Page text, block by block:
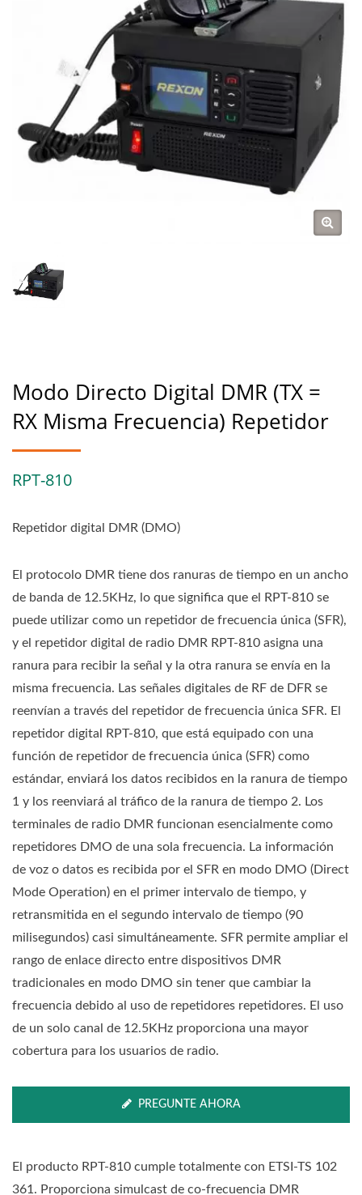
Modo Directo Digital DMR (TX =
RX Misma Frecuencia) Repetidor
RPT-810
Repetidor digital DMR (DMO)
El protocolo DMR tiene dos ranuras de tiempo en un ancho
de banda de 12.5KHz, lo que significa que el RPT-810 se
puede utilizar como un repetidor de frecuencia única (SFR),
y el repetidor digital de radio DMR RPT-810 asigna una
ranura para recibir la señal y la otra ranura se envía en la
misma frecuencia. Las señales digitales de RF de DFR se
reenvían a través del repetidor de frecuencia única SFR. El
repetidor digital RPT-810, que está equipado con una
función de repetidor de frecuencia única (SFR) como
estándar, enviará los datos recibidos en la ranura de tiempo
1 y los reenviará al tráfico de la ranura de tiempo 2. Los
terminales de radio DMR funcionan esencialmente como
repetidores DMO de una sola frecuencia. La información
de voz o datos es recibida por el SFR en modo DMO (Direct
Mode Operation) en el primer intervalo de tiempo, y
retransmitida en el segundo intervalo de tiempo (90
milisegundos) casi simultáneamente. SFR permite ampliar el
rango de enlace directo entre dispositivos DMR
tradicionales en modo DMO sin tener que cambiar la
frecuencia debido al uso de repetidores repetidores. El uso
de un solo canal de 12.5KHz proporciona una mayor
cobertura para los usuarios de radio.
PREGUNTE AHORA
El producto RPT-810 cumple totalmente con ETSI-TS 102
361. Proporciona simulcast de co-frecuencia DMR